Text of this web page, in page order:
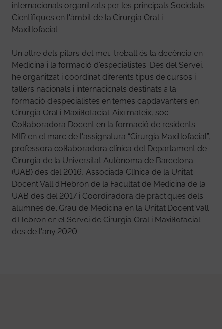
internacionals organitzats per les principals Societats
Científiques en l'àmbit de la Cirurgia Oral i
Maxil·lofacial.
Un altre dels pilars del meu treball és la docència en
Medicina i la formació d'especialistes. Des del Servei,
he organitzat i coordinat diferents tipus de cursos i
tallers nacionals i internacionals destinats a la
formació d'especialistes en temes capdavanters en
Cirurgia Oral i Maxil·lofacial. Així mateix, sóc
Col·laboradora Docent en la formació de residents
MIR en el marc de l'assignatura “Cirurgia Maxil·lofacial”,
professora col·laboradora clínica del Departament de
Cirurgia de la Universitat Autònoma de Barcelona
(UAB) des del 2016, Associada Clínica de la Unitat
Docent Vall d’Hebron de la Facultat de Medicina de la
UAB des del 2017 i Coordinadora de pràctiques dels
alumnes del Grau de Medicina en la Unitat Docent Vall
d’Hebron en el Servei de Cirurgia Oral i Maxil·lofacial
des de l'any 2020.